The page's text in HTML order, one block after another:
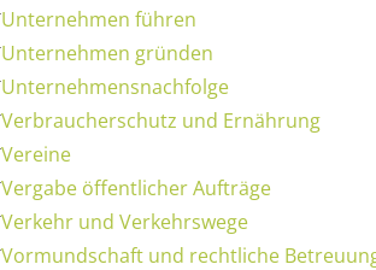
Unternehmen führen
Unternehmen gründen
Unternehmensnachfolge
Verbraucherschutz und Ernährung
Vereine
Vergabe öffentlicher Aufträge
Verkehr und Verkehrswege
Vormundschaft und rechtliche